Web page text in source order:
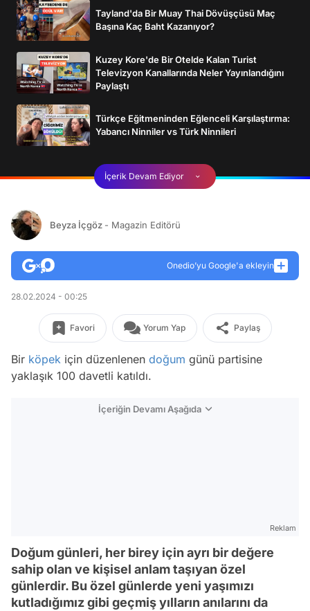
Tayland'da Bir Muay Thai Dövüşçüsü Maç
Başına Kaç Baht Kazanıyor?
Kuzey Kore'de Bir Otelde Kalan Turist
Televizyon Kanallarında Neler Yayınlandığını
Paylaştı
Türkçe Eğitmeninden Eğlenceli Karşılaştırma:
Yabancı Ninniler vs Türk Ninnileri
İçerik Devam Ediyor
Beyza İçgöz - Magazin Editörü
Onedio’yu Google'a ekleyin
28.02.2024 - 00:25
Favori Yorum Yap Paylaş
Bir köpek i̇çin düzenlenen doğum günü partisine
yaklaşık 100 davetli katıldı.
İçeriğin Devamı Aşağıda
Reklam
Doğum günleri, her birey için ayrı bir değere
sahip olan ve kişisel anlam taşıyan özel
günlerdir. Bu özel günlerde yeni yaşımızı
kutladığımız gibi geçmiş yılların anılarını da